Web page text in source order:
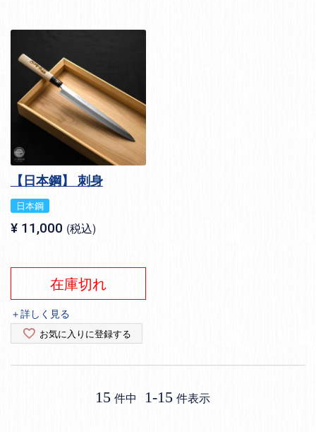
【日本鋼】 刺身
日本鋼
¥ 11,000 税込
在庫切れ
＋詳しく見る
お気に入りに登録する
15 件中 1-15 件表示